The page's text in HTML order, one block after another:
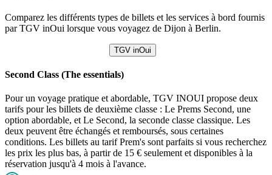
Comparez les différents types de billets et les services à bord fournis
par TGV inOui lorsque vous voyagez de Dijon à Berlin.
TGV inOui
Second Class (The essentials)
Pour un voyage pratique et abordable, TGV INOUI propose deux
tarifs pour les billets de deuxième classe : Le Prems Second, une
option abordable, et Le Second, la seconde classe classique. Les
deux peuvent être échangés et remboursés, sous certaines
conditions. Les billets au tarif Prem's sont parfaits si vous recherchez
les prix les plus bas, à partir de 15 € seulement et disponibles à la
réservation jusqu'à 4 mois à l'avance.